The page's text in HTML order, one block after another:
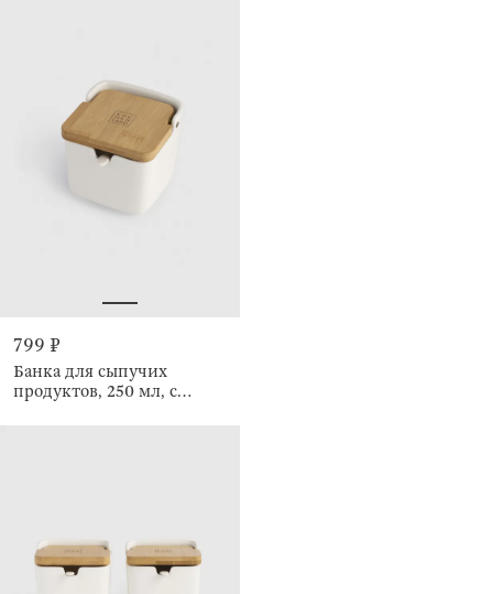
799 ₽
Банка для сыпучих
продуктов, 250 мл, с